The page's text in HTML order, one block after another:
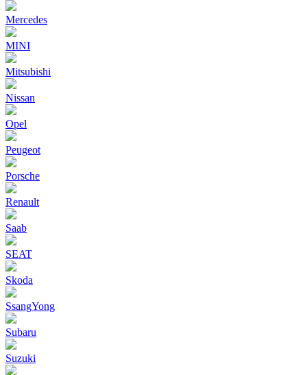
Mercedes
MINI
Mitsubishi
Nissan
Opel
Peugeot
Porsche
Renault
Saab
SEAT
Skoda
SsangYong
Subaru
Suzuki